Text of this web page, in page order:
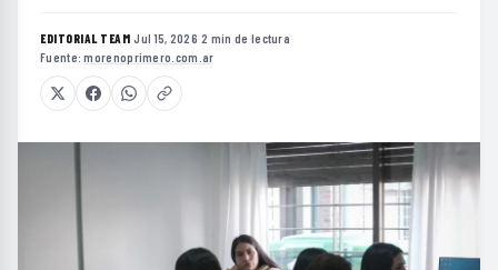
EDITORIAL TEAM·Jul 15, 2026·2 min de lectura·
Fuente:morenoprimero.com.ar